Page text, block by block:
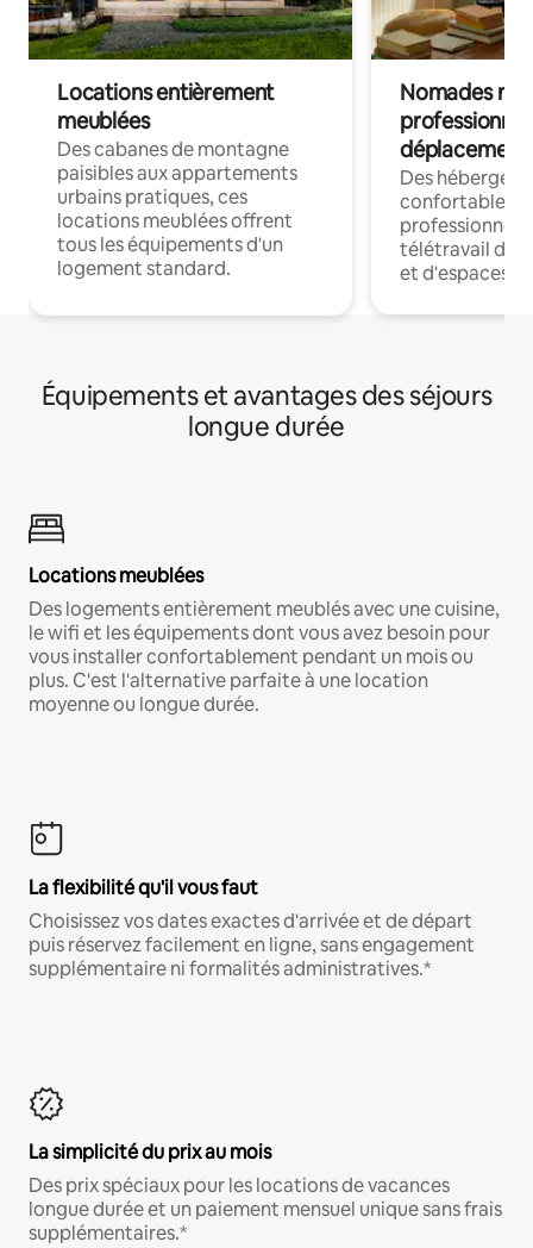
Locations entièrement
meublées
Des cabanes de montagne
paisibles aux appartements
urbains pratiques, ces
locations meublées offrent
tous les équipements d'un
logement standard.
Nomades
déplacement
Des
confortables
professionnels
télétravail
et d'espaces
Équipements et avantages des séjours
longue durée
Locations meublées
Des logements entièrement meublés avec une cuisine,
le wifi et les équipements dont vous avez besoin pour
vous installer confortablement pendant un mois ou
plus. C'est l'alternative parfaite à une location
moyenne ou longue durée.
La flexibilité qu'il vous faut
Choisissez vos dates exactes d'arrivée et de départ
puis réservez facilement en ligne, sans engagement
supplémentaire ni formalités administratives.*
La simplicité du prix au mois
Des prix spéciaux pour les locations de vacances
longue durée et un paiement mensuel unique sans frais
supplémentaires.*